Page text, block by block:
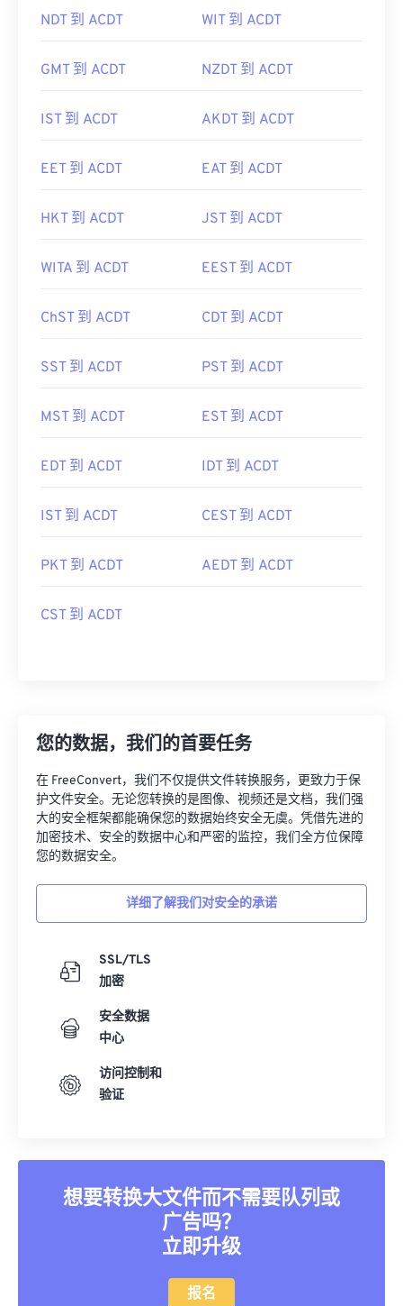
NDT 到 ACDT WIT 到 ACDT
GMT 到 ACDT NZDT 到 ACDT
IST 到 ACDT AKDT 到 ACDT
EET 到 ACDT EAT 到 ACDT
HKT 到 ACDT JST 到 ACDT
WITA 到 ACDT EEST 到 ACDT
ChST 到 ACDT CDT 到 ACDT
SST 到 ACDT PST 到 ACDT
MST 到 ACDT EST 到 ACDT
EDT 到 ACDT IDT 到 ACDT
IST 到 ACDT CEST 到 ACDT
PKT 到 ACDT AEDT 到 ACDT
CST 到 ACDT
您的数据，我们的首要任务
在 FreeConvert，我们不仅提供文件转换服务，更致力于保
护文件安全。无论您转换的是图像、视频还是文档，我们强
大的安全框架都能确保您的数据始终安全无虞。凭借先进的
加密技术、安全的数据中心和严密的监控，我们全方位保障
您的数据安全。
详细了解我们对安全的承诺
SSL/TLS
加密
安全数据
中心
访问控制和
验证
想要转换大文件而不需要队列或
广告吗？
立即升级
报名